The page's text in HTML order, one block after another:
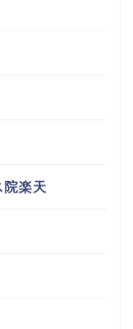
院楽天